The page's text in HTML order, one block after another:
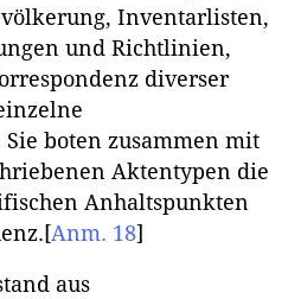
Inventarlisten,
und Richtlinien,
diverser
boten zusammen mit
Aktentypen die
Anhaltspunkten
[Anm. 18]
aus